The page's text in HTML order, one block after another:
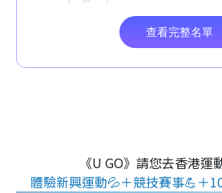
《U GO》請您去香港運
體驗新興運動💦＋競技賽事💪＋